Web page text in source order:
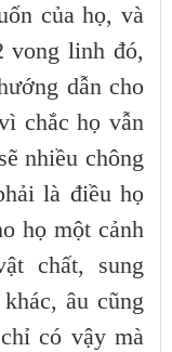
của họ, và
vong linh đó,
dẫn cho
chắc họ vẫn
nhiều chông
là điều họ
họ một cảnh
chất, sung
âu cũng
có vậy mà